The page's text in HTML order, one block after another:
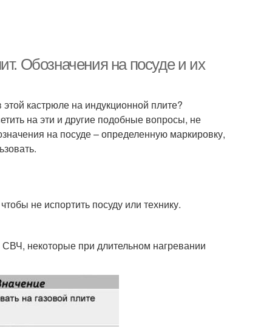
Обозначения на посуде и их
кастрюле на индукционной плите?
на эти и другие подобные вопросы, не
на посуде – определенную маркировку,
не испортить посуду или технику.
некоторые при длительном нагревании